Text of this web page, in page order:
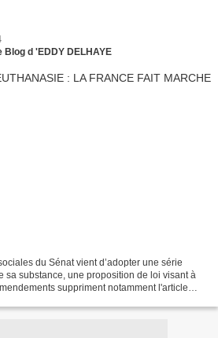
d 'EDDY DELHAYE
du Sénat vient d’adopter une série
sa substance, une proposition de loi visant à
suppriment notamment l'article